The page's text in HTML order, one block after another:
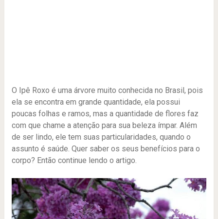
O Ipê Roxo é uma árvore muito conhecida no Brasil, pois
ela se encontra em grande quantidade, ela possui
poucas folhas e ramos, mas a quantidade de flores faz
com que chame a atenção para sua beleza ímpar. Além
de ser lindo, ele tem suas particularidades, quando o
assunto é saúde. Quer saber os seus benefícios para o
corpo? Então continue lendo o artigo.